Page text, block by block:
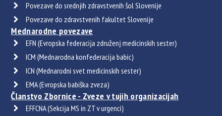
Povezave do srednjih zdravstvenih šol Slovenije
Povezave do zdravstvenih fakultet Slovenije
Mednarodne povezave
EFN (Evropska federacija združenj medicinskih sester)
ICM (Mednarodna konfederacija babic)
ICN (Mednarodni svet medicinskih sester)
EMA (Evropska babiška zveza)
Članstvo Zbornice - Zveze v tujih organizacijah
EFFCNA (Sekcija MS in ZT v urgenci)